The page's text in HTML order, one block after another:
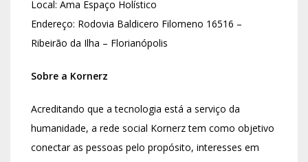
Local: Ama Espaço Holístico
Endereço: Rodovia Baldicero Filomeno 16516 –
Ribeirão da Ilha – Florianópolis
Sobre a Kornerz
Acreditando que a tecnologia está a serviço da
humanidade, a rede social Kornerz tem como objetivo
conectar as pessoas pelo propósito, interesses em